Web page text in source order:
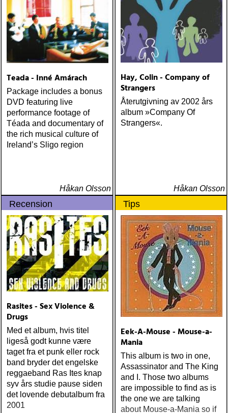
cheevers : tall texas tales
(inbred) ÅRETS PLATTA,
ALLA KATEGORIER, HELT
ENKELT: citizen k : meet
citizen k (paraply) ÅRETS
MANLIGA RÖST: clarence
(hyena) ÅRETS GILLIAN
WELCH: dave rawlings
machine : a friend of a
friend (acony) ÅRETS
MEST UNDANGÖMDA:
ÅRETS 'LILLA' PAUL
SIMON: harper simon :
harper simon (tulsi) ÅRETS
JD SOUTHER: iain
matthews : joy mining
(matrix) ÅRETS FANBASE-
PROJEKT: jill sobule :
california years (pinko)
ÅRETS GUY CLARK: keith
miles : beyond the
headlights (house of trout)
ÅRETS
AMERICA/BYRDS/
(tapete) ÅRETS
SUPERGRUPP: monsters
of folk : monsters of folk
(rough trade) ÅRETS T-
BONE BURNETT:
moonalice : moonalice (a
minor label) ÅRETS
STÖRSTA, VÄRSTA,
Teada - Inné Amárach
Package includes a bonus
DVD featuring live
performance footage of
Téada and documentary of
the rich musical culture of
Ireland’s Sligo region
Håkan Olsson
Hay, Colin - Company of
Strangers
Återutgivning av 2002 års
album »Company Of
Strangers«.
Håkan Olsson
Recension
Rasites - Sex Violence &
Drugs
Med et album, hvis titel
ligeså godt kunne være
taget fra et punk eller rock
band bryder det engelske
reggaeband Ras Ites knap
syv års studie pause siden
det lovende debutalbum fra
2001
Tips
Eek-A-Mouse - Mouse-a-
Mania
This album is two in one,
Assassinator and The King
and I. Those two albums
are impossible to find as is
the one we are talking
about Mouse-a-Mania so if